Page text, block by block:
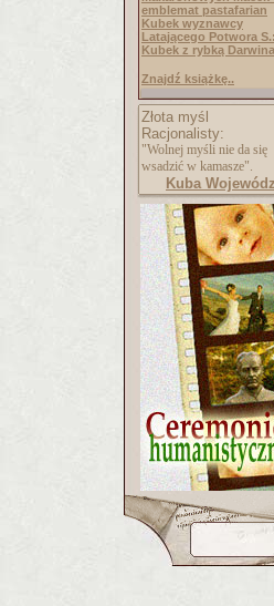
emblemat pastafarian
Kubek wyznawcy
Latającego Potwora S.:
Kubek z rybką Darwina
Znajdź książkę..
Złota myśl
Racjonalisty:
"Wolnej myśli nie da się
wsadzić w kamasze".
Kuba